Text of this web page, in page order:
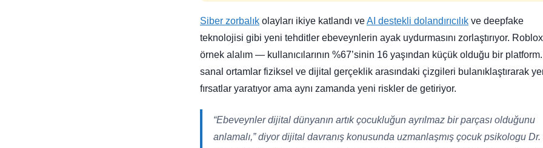
Siber zorbalık olayları ikiye katlandı veAI destekli dolandırıcılık ve deepfake
teknolojisi gibi yeni tehditler ebeveynlerin ayak uydurmasını zorlaştırıyor.
örnek alalım — kullanıcılarının %67’sinin 16 yaşından küçük olduğu bir
sanal ortamlar fiziksel ve dijital gerçeklik arasındaki çizgileri bulanıklaştırarak
fırsatlar yaratıyor ama aynı zamanda yeni riskler de getiriyor.
“Ebeveynler dijital dünyanın artık çocukluğun ayrılmaz bir parçası olduğunu
anlamalı,” diyor dijital davranış konusunda uzmanlaşmış çocuk psikologu Dr.